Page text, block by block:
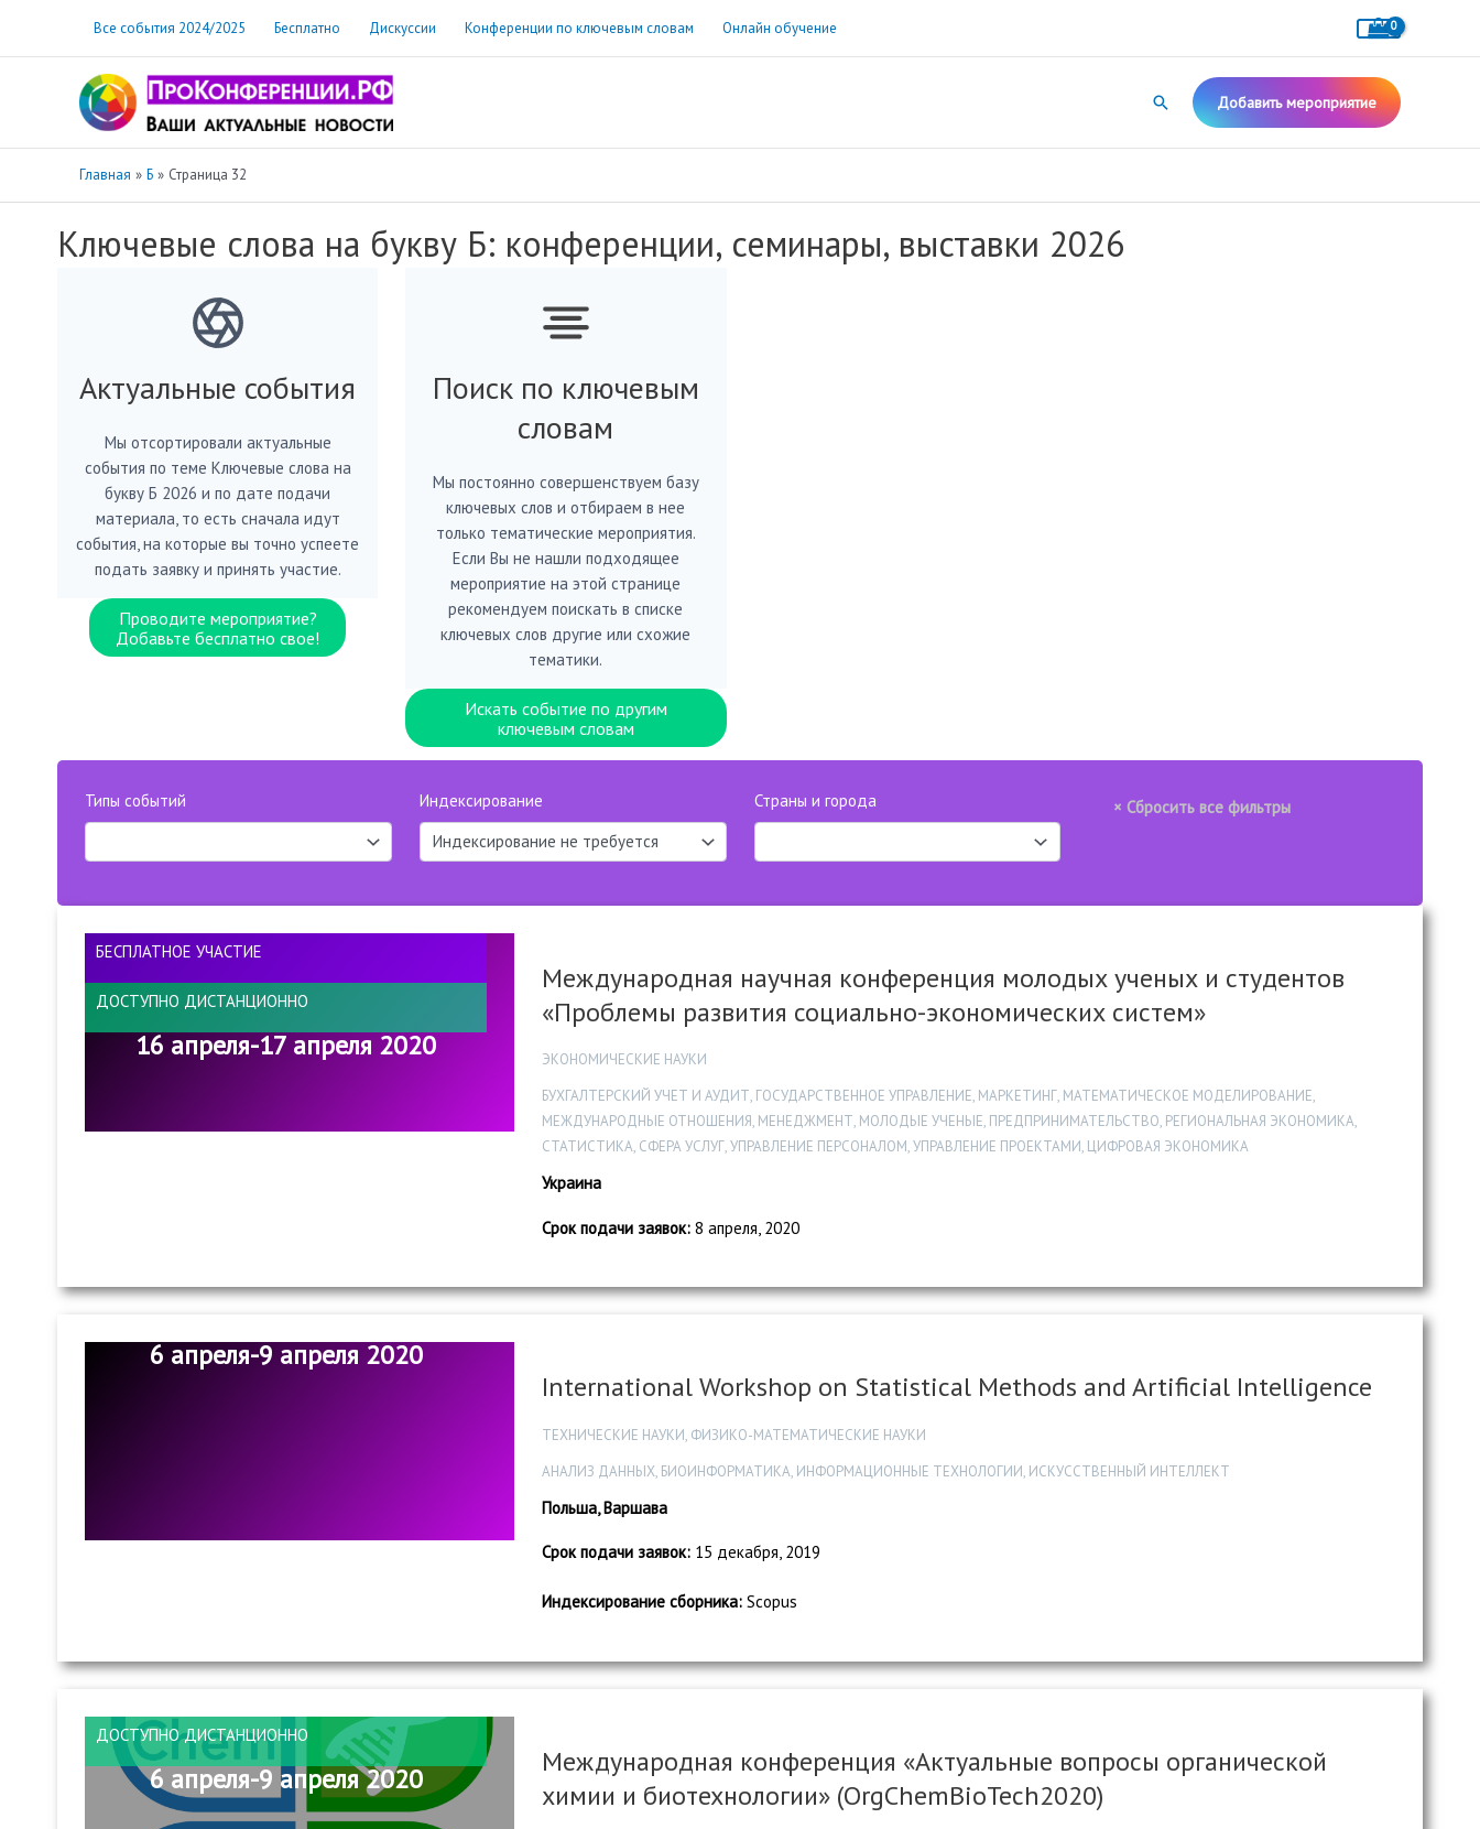
содержимому
Все события 2024/2025 Бесплатно Дискуссии Конференции по ключевым словам Онлайн обучение
Поиск Добавить мероприятие
Главная Б Страница 32
Ключевые слова на букву Б: конференции, семинары, выставки 2026
Актуальные события
Мы отсортировали актуальные
события по теме Ключевые слова на
букву Б 2026 и по дате подачи
материала, то есть сначала идут
события, на которые вы точно успеете
подать заявку и принять участие.
Проводите мероприятие?
Добавьте бесплатно свое!
Поиск по ключевым
словам
Мы постоянно совершенствуем базу
ключевых слов и отбираем в нее
только тематические мероприятия.
Если Вы не нашли подходящее
мероприятие на этой странице
рекомендуем поискать в списке
ключевых слов другие или схожие
тематики.
Искать событие по другим
ключевым словам
Типы событий Индексирование Страны и города
БЕСПЛАТНОЕ УЧАСТИЕ
ДОСТУПНО ДИСТАНЦИОННО
16 апреля-17 апреля 2020
Международная научная конференция молодых ученых и студентов
«Проблемы развития социально-экономических систем»
ЭКОНОМИЧЕСКИЕ НАУКИ
БУХГАЛТЕРСКИЙ УЧЕТ И АУДИТ, ГОСУДАРСТВЕННОЕ УПРАВЛЕНИЕ, МАРКЕТИНГ, МАТЕМАТИЧЕСКОЕ МОДЕЛИРОВАНИЕ,
МЕЖДУНАРОДНЫЕ ОТНОШЕНИЯ, МЕНЕДЖМЕНТ, МОЛОДЫЕ УЧЕНЫЕ, ПРЕДПРИНИМАТЕЛЬСТВО, РЕГИОНАЛЬНАЯ ЭКОНОМИКА,
СТАТИСТИКА, СФЕРА УСЛУГ, УПРАВЛЕНИЕ ПЕРСОНАЛОМ, УПРАВЛЕНИЕ ПРОЕКТАМИ, ЦИФРОВАЯ ЭКОНОМИКА
Украина
Срок подачи заявок: 8 апреля, 2020
6 апреля-9 апреля 2020
International Workshop on Statistical Methods and Artificial Intelligence
ТЕХНИЧЕСКИЕ НАУКИ, ФИЗИКО-МАТЕМАТИЧЕСКИЕ НАУКИ
АНАЛИЗ ДАННЫХ, БИОИНФОРМАТИКА, ИНФОРМАЦИОННЫЕ ТЕХНОЛОГИИ, ИСКУССТВЕННЫЙ ИНТЕЛЛЕКТ
Польша, Варшава
Срок подачи заявок: 15 декабря, 2019
Индексирование сборника: Scopus
ДОСТУПНО ДИСТАНЦИОННО
6 апреля-9 апреля 2020
Международная конференция «Актуальные вопросы органической
химии и биотехнологии» (OrgChemBioTech2020)